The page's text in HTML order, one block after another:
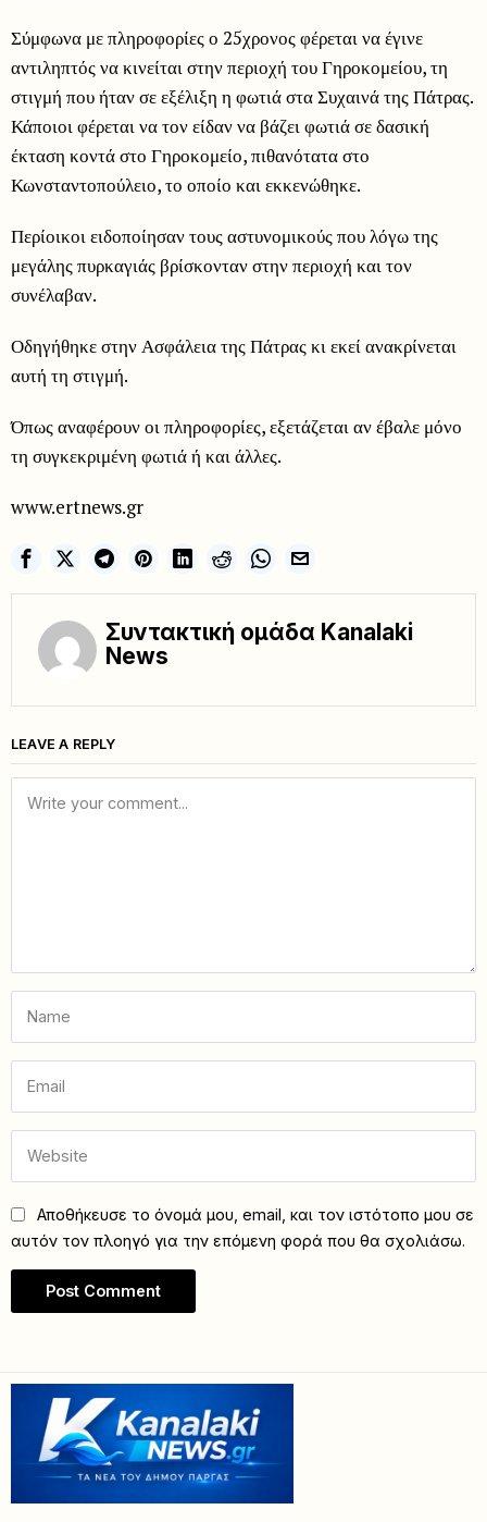
Σύμφωνα με πληροφορίες ο 25χρονος φέρεται να έγινε
αντιληπτός να κινείται στην περιοχή του Γηροκομείου, τη
στιγμή που ήταν σε εξέλιξη η φωτιά στα Συχαινά της Πάτρας.
Κάποιοι φέρεται να τον είδαν να βάζει φωτιά σε δασική
έκταση κοντά στο Γηροκομείο, πιθανότατα στο
Κωνσταντοπούλειο, το οποίο και εκκενώθηκε.
Περίοικοι ειδοποίησαν τους αστυνομικούς που λόγω της
μεγάλης πυρκαγιάς βρίσκονταν στην περιοχή και τον
συνέλαβαν.
Οδηγήθηκε στην Ασφάλεια της Πάτρας κι εκεί ανακρίνεται
αυτή τη στιγμή.
Όπως αναφέρουν οι πληροφορίες, εξετάζεται αν έβαλε μόνο
τη συγκεκριμένη φωτιά ή και άλλες.
www.ertnews.gr
Συντακτική ομάδα Kanalaki
News
LEAVE A REPLY
Αποθήκευσε το όνομά μου, email, και τον ιστότοπο μου σε
αυτόν τον πλοηγό για την επόμενη φορά που θα σχολιάσω.